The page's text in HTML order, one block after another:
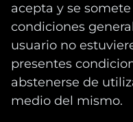
acepta y se
condiciones
usuario no
presentes
abstenerse de
medio del mismo.